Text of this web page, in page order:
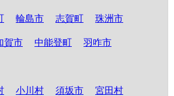
輪島市 志賀町 珠洲市
賀市 中能登町 羽咋市
小川村 須坂市 宮田村